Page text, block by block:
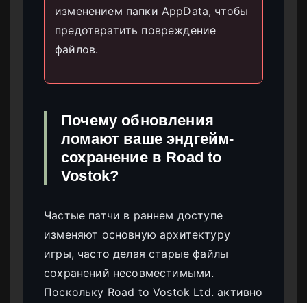
изменением папки AppData, чтобы
предотвратить повреждение
файлов.
Почему обновления
ломают ваше эндгейм-
сохранение в Road to
Vostok?
Частые патчи в раннем доступе
изменяют основную архитектуру
игры, часто делая старые файлы
сохранений несовместимыми.
Поскольку Road to Vostok Ltd. активно